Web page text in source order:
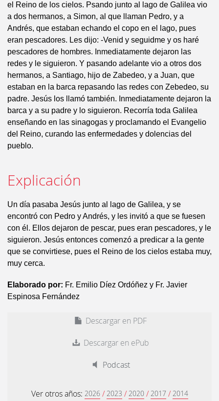
el Reino de los cielos. Psando junto al lago de Galilea vio
a dos hermanos, a Simon, al que llaman Pedro, y a
Andrés, que estaban echando el copo en el lago, pues
eran pescadores. Les dijo: -Venid y seguidme y os haré
pescadores de hombres. Inmediatamente dejaron las
redes y le siguieron. Y pasando adelante vio a otros dos
hermanos, a Santiago, hijo de Zabedeo, y a Juan, que
estaban en la barca repasando las redes con Zebedeo, su
padre. Jesús los llamó también. Inmediatamente dejaron la
barca y a su padre y lo siguieron. Recorría toda Galilea
enseñando en las sinagogas y proclamando el Evangelio
del Reino, curando las enfermedades y dolencias del
pueblo.
Explicación
Un día pasaba Jesús junto al lago de Galilea, y se
encontró con Pedro y Andrés, y les invitó a que se fuesen
con él. Ellos dejaron de pescar, pues eran pescadores, y le
siguieron. Jesús entonces comenzó a predicar a la gente
que se convirtiese, pues el Reino de los cielos estaba muy,
muy cerca.
Elaborado por: Fr. Emilio Díez Ordóñez y Fr. Javier
Espinosa Fernández
Descargar en PDF
Descargar en ePub
Podcast
Ver otros años: 2026 / 2023 / 2020 / 2017 / 2014